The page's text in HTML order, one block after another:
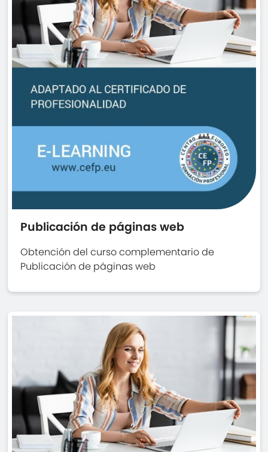
Publicación de páginas web
Obtención del curso complementario de
Publicación de páginas web